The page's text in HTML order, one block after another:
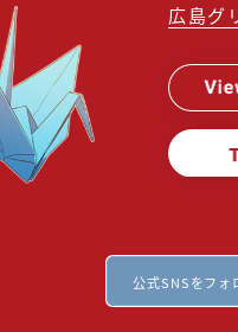
広島グ
公式SNSをフォ